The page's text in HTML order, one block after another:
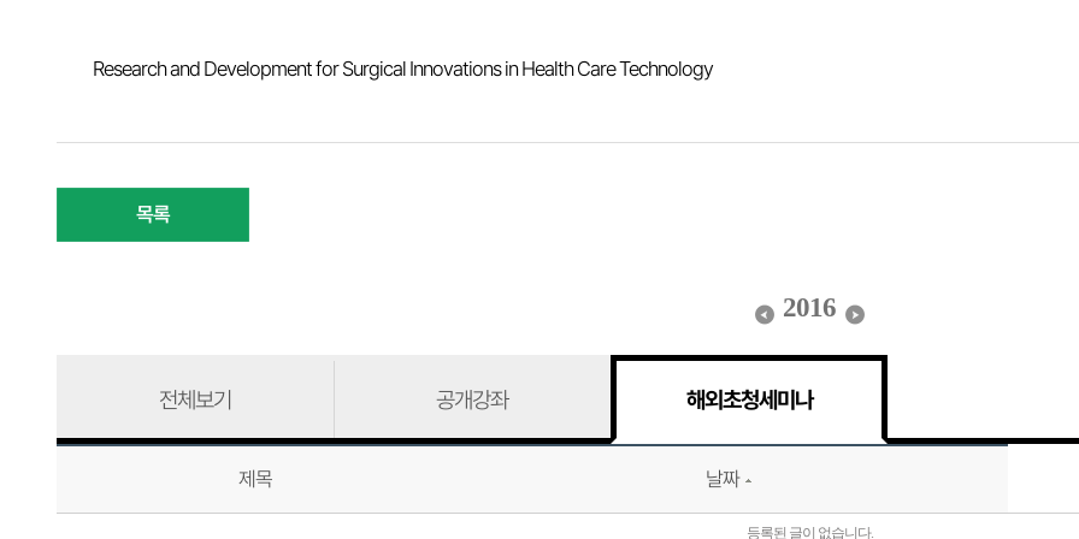
Research and Development for Surgical Innovations in Health Care Technology
목록
2016
전체보기 공개강좌 해외초청세미나
제목 날짜
등록된 글이 없습니다.